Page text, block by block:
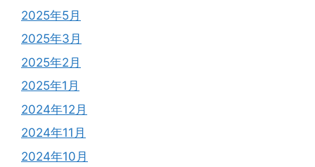
2025年5月
2025年3月
2025年2月
2025年1月
2024年12月
2024年11月
2024年10月